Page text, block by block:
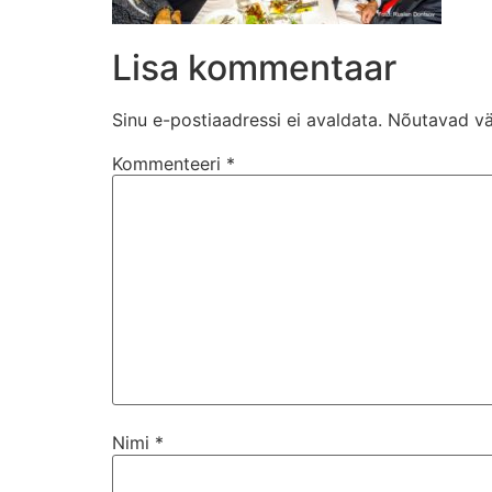
Lisa kommentaar
Sinu e-postiaadressi ei avaldata. Nõutavad
Kommenteeri *
Nimi *